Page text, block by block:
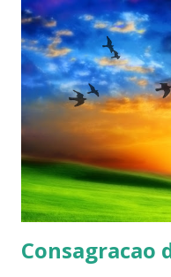
Consagracao